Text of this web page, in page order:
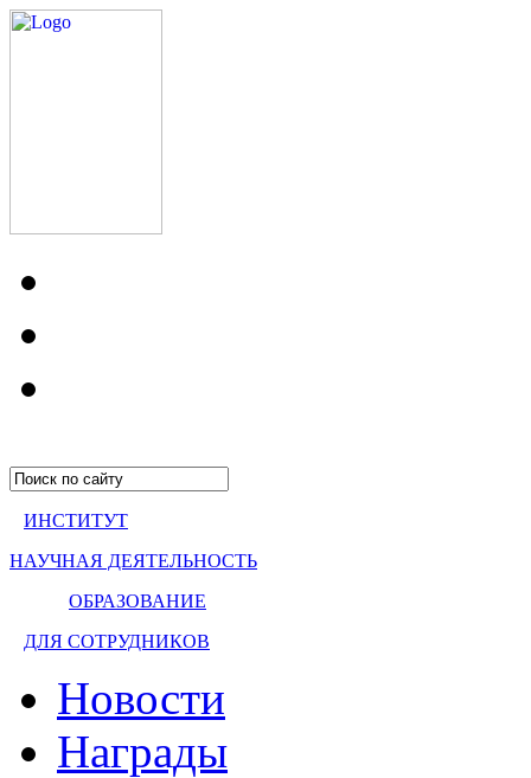
ИНСТИТУТ
НАУЧНАЯ ДЕЯТЕЛЬНОСТЬ
ОБРАЗОВАНИЕ
ДЛЯ СОТРУДНИКОВ
Новости
Награды